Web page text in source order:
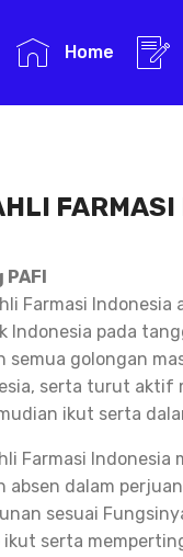
Home
Farmasi Indonesia
Indonesia pada
semua golongan
serta turut aktif
ikut serta
Farmasi
absen dalam
sesuai
ikut serta